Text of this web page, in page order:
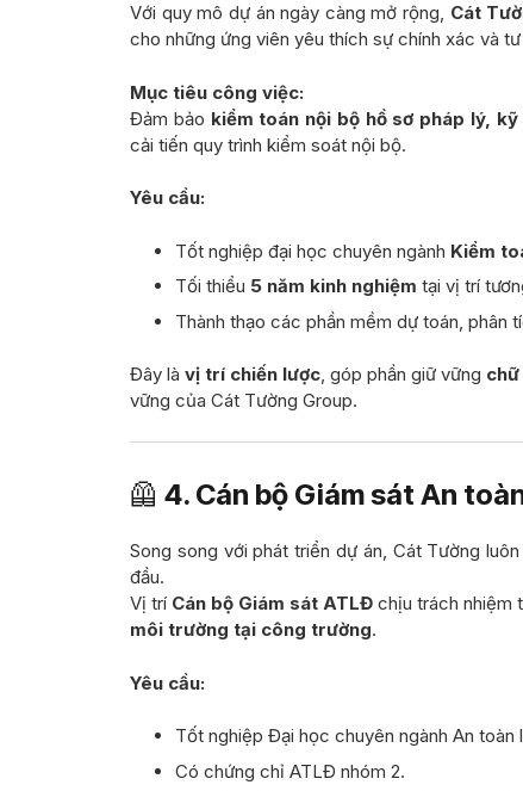
Với quy mô dự án ngày càng mở rộng, Cát
cho những ứng viên yêu thích sự chính xác và
Mục tiêu công việc:
Đảm bảo kiểm toán nội bộ hồ sơ pháp lý,
cải tiến quy trình kiểm soát nội bộ.
Yêu cầu:
Tốt nghiệp đại học chuyên ngành Kiểm
Tối thiểu 5 năm kinh nghiệm tại vị trí
Thành thạo các phần mềm dự toán, phân
Đây là vị trí chiến lược, góp phần giữ vững
vững của Cát Tường Group.
🦺 4. Cán bộ Giám sát An
Song song với phát triển dự án, Cát Tường
đầu.
Vị trí Cán bộ Giám sát ATLĐ chịu trách nhiệm
môi trường tại công trường.
Yêu cầu:
Tốt nghiệp Đại học chuyên ngành An
Có chứng chỉ ATLĐ nhóm 2.